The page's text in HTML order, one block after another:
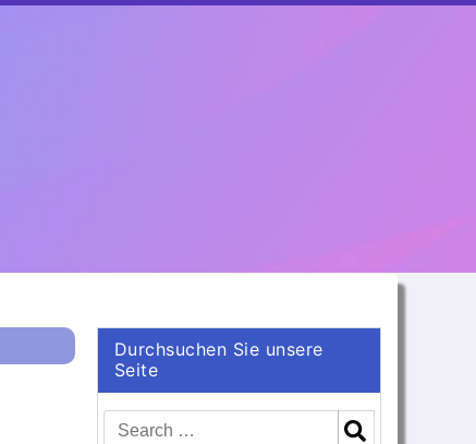
Durchsuchen Sie unsere
Seite